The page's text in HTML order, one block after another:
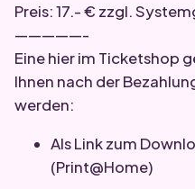
Preis: 17.- € zzgl.
—————-
Eine hier im Ticketshop
Ihnen nach der
werden:
Als Link zum
(Print@Home)